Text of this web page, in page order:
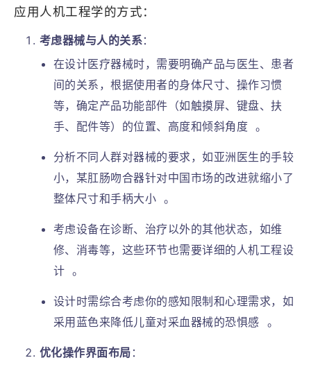
应用人机工程学的方式：
考虑器械与人的关系：
在设计医疗器械时，需要明确产品与医生、患者
间的关系，根据使用者的身体尺寸、操作习惯
等，确定产品功能部件（如触摸屏、键盘、扶
手、配件等）的位置、高度和倾斜角度 。
分析不同人群对器械的要求，如亚洲医生的手较
小，某肛肠吻合器针对中国市场的改进就缩小了
整体尺寸和手柄大小 。
考虑设备在诊断、治疗以外的其他状态，如维
修、消毒等，这些环节也需要详细的人机工程设
计 。
设计时需综合考虑你的感知限制和心理需求，如
采用蓝色来降低儿童对采血器械的恐惧感 。
优化操作界面布局 ：